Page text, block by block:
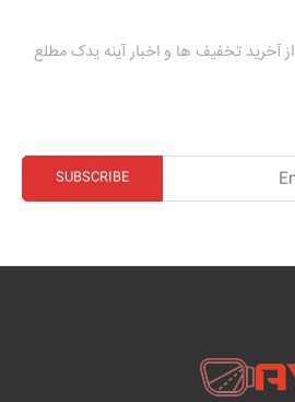
آخرید تخفیف ها و اخبار آینه یدک مطلع